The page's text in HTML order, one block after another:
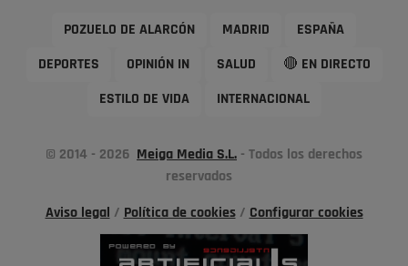
POZUELO DE ALARCÓN MADRID ESPAÑA
DEPORTES OPINIÓN IN SALUD 🔴 EN DIRECTO
ESTILO DE VIDA INTERNACIONAL
© 2014 - 2026 Meiga Media S.L. - Todos los derechos
reservados
Aviso legal / Política de cookies/ Configurar cookies